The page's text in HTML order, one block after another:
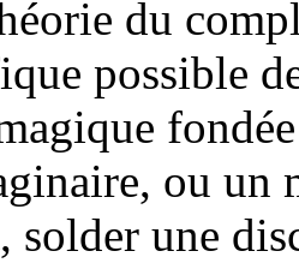
du
possible
ou un
solder une